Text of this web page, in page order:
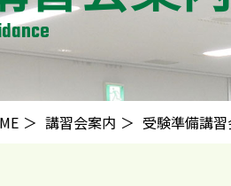
講習会案内 受験準備講